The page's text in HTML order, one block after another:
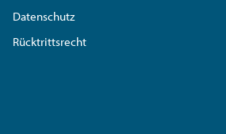
Datenschutz
Rücktrittsrecht